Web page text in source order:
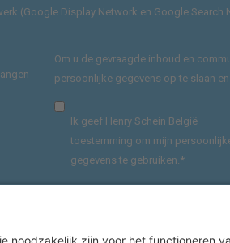
(Google Display Network en Google
Om u de gevraagde inhoud en
persoonlijke gegevens op te slaan
Ik geef Henry Schein België
toestemming om mijn
gegevens te gebruiken.*